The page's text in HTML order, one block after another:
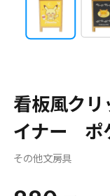
看板風ク
イナー ポ
その他文房具